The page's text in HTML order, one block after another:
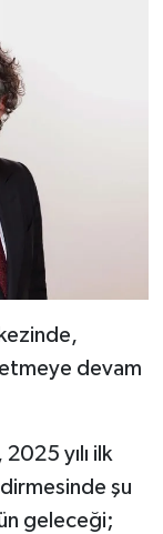
etmeye devam
yılı ilk
şu
geleceği;